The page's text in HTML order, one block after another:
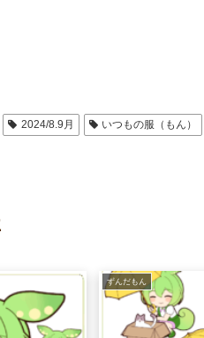
2024/8.9月 いつもの服（もん）
ずんだもん